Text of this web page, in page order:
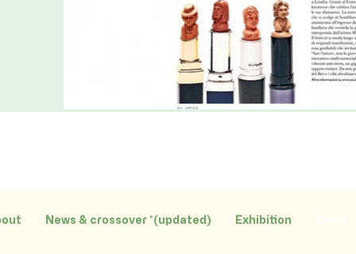
News & crossover *(updated) Exhibition